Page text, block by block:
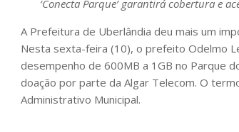
‘Conecta Parque’ garantirá cobertura e
A Prefeitura de Uberlândia deu mais um
Nesta sexta-feira (10), o prefeito Odelmo
desempenho de 600MB a 1GB no Parque
doação por parte da Algar Telecom. O
Administrativo Municipal.